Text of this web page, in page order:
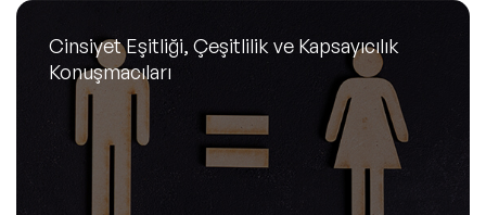
Cinsiyet Eşitliği, Çeşitlilik ve Kapsayıcılık
Konuşmacıları